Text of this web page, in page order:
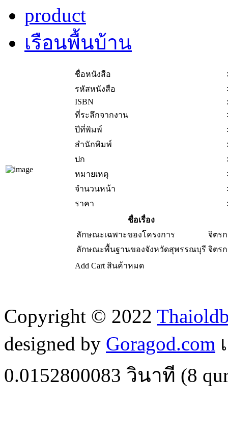
product
เรือนพื้นบ้าน
ชื่อหนังสือ
:
รหัสหนังสือ
:
ISBN
:
ที่ระลึกจากงาน
:
ปีที่พิมพ์
:
สำนักพิมพ์
:
ปก
:
หมายเหตุ
:
จำนวนหน้า
:
ราคา
:
ชื่อเรื่อง
ลักษณะเฉพาะของโครงการ
จิตร
ลักษณะพื้นฐานของจังหวัดสุพรรณบุรี จิตร
Add Cart สินค้าหมด
Copyright © 2022
designed by Goragod.com
0.0152800083 วินาที (8